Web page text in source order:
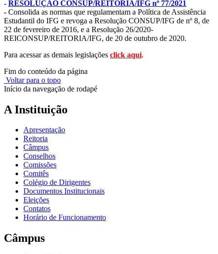
- RESOLUÇÃO CONSUP/REITORIA/IFG nº 77/2021
- Consolida as normas que regulamentam a Política de Assistência
Estudantil do IFG e revoga a Resolução CONSUP/IFG de nº 8, de
22 de fevereiro de 2016, e a Resolução 26/2020-
REICONSUP/REITORIA/IFG, de 20 de outubro de 2020.
Para acessar as demais legislações click aqui.
Fim do conteúdo da página
Voltar para o topo
Início da navegação de rodapé
A Instituição
Apresentação
Reitoria
Câmpus
Conselhos
Comissões
Comitês
Colégio de Dirigentes
Documentos Institucionais
Eleições
Contatos
Horário de Funcionamento
Câmpus